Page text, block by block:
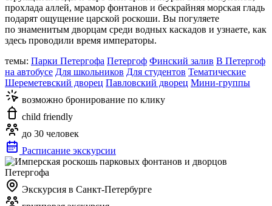
прохлада аллей, мрамор фонтанов и бескрайняя морская гладь
подарят ощущение царской роскоши. Вы погуляете
по знаменитым дворцам среди водных каскадов и узнаете, как
здесь проводили время императоры.
темы: Парки Петергофа Петергоф Финский залив В Петергоф
на автобусе Для школьников Для студентов Тематические
Шереметевский дворец Павловский дворец Мини-группы
возможно бронирование по клику
child friendly
до 30 человек
Расписание экскурсии
Экскурсия в Санкт-Петербурге